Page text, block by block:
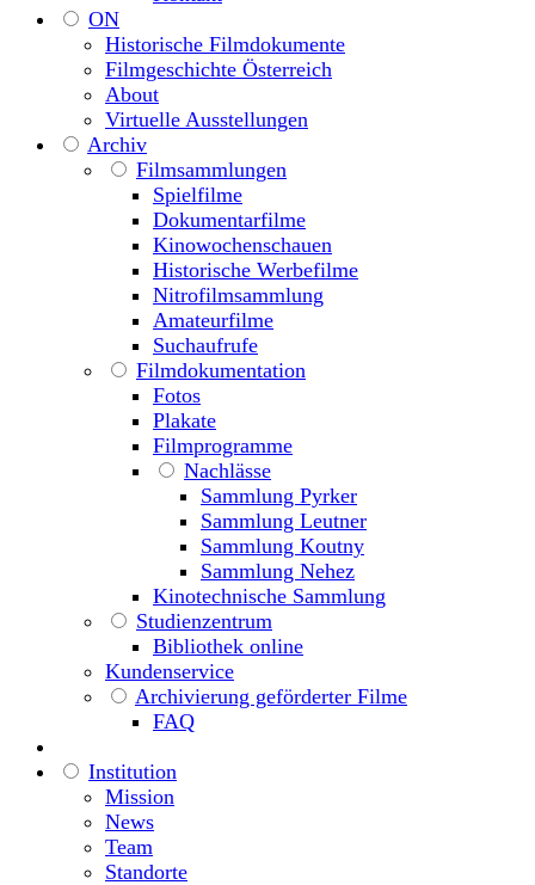
ON
Historische Filmdokumente
Filmgeschichte Österreich
About
Virtuelle Ausstellungen
Archiv
Filmsammlungen
Spielfilme
Dokumentarfilme
Kinowochenschauen
Historische Werbefilme
Nitrofilmsammlung
Amateurfilme
Suchaufrufe
Filmdokumentation
Fotos
Plakate
Filmprogramme
Nachlässe
Sammlung Pyrker
Sammlung Leutner
Sammlung Koutny
Sammlung Nehez
Kinotechnische Sammlung
Studienzentrum
Bibliothek online
Kundenservice
Archivierung geförderter Filme
FAQ
Institution
Mission
News
Team
Standorte